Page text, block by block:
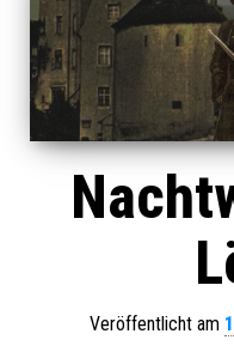
Veröffentlicht am